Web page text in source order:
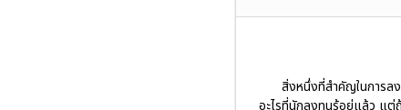
สิ่งหนึ่งที่สำคัญในการล
อะไรที่นักลงทุนรู้อยู่แล้ว แต่